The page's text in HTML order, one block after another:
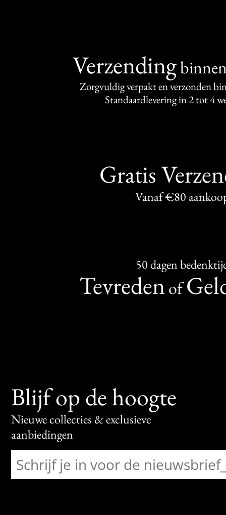
Verzending
Zorgvuldig verpakt en verzonden
Standaardlevering in 2 tot 4
Gratis
Vanaf €80
50 dagen
Tevredenof
Blijf op de hoogte
Nieuwe collecties & exclusieve
aanbiedingen